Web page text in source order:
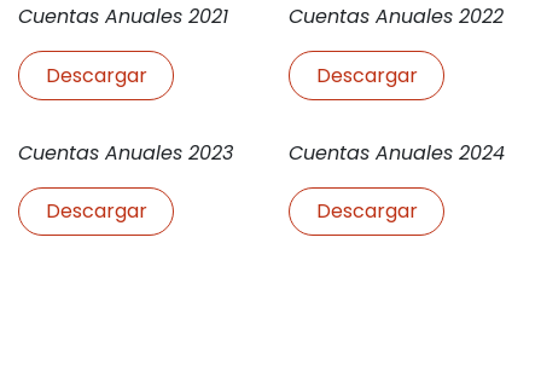
Cuentas Anuales 2021
Descargar
Cuentas Anuales 2022
Descargar
Cuentas Anuales 2023
Descargar
Cuentas Anuales 2024
Descargar